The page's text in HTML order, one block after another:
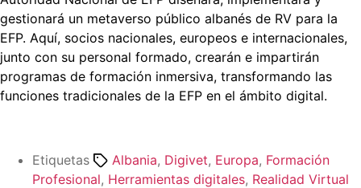
gestionará un metaverso público albanés de RV para la
EFP. Aquí, socios nacionales, europeos e internacionales,
junto con su personal formado, crearán e impartirán
programas de formación inmersiva, transformando las
funciones tradicionales de la EFP en el ámbito digital.
Etiquetas Albania, Digivet, Europa, Formación
Profesional, Herramientas digitales, Realidad Virtual